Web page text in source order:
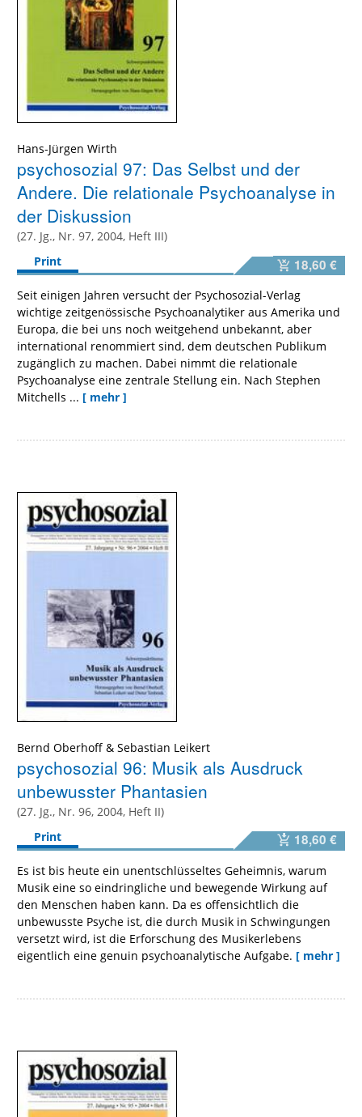
Hans-Jürgen Wirth
psychosozial 97: Das Selbst und der
Andere. Die relationale Psychoanalyse in
der Diskussion
(27. Jg., Nr. 97, 2004, Heft III)
Print
18,60 €
Seit einigen Jahren versucht der Psychosozial-Verlag
wichtige zeitgenössische Psychoanalytiker aus Amerika und
Europa, die bei uns noch weitgehend unbekannt, aber
international renommiert sind, dem deutschen Publikum
zugänglich zu machen. Dabei nimmt die relationale
Psychoanalyse eine zentrale Stellung ein. Nach Stephen
Mitchells ... [ mehr ]
Bernd Oberhoff & Sebastian Leikert
psychosozial 96: Musik als Ausdruck
unbewusster Phantasien
(27. Jg., Nr. 96, 2004, Heft II)
Print
18,60 €
Es ist bis heute ein unentschlüsseltes Geheimnis, warum
Musik eine so eindringliche und bewegende Wirkung auf
den Menschen haben kann. Da es offensichtlich die
unbewusste Psyche ist, die durch Musik in Schwingungen
versetzt wird, ist die Erforschung des Musikerlebens
eigentlich eine genuin psychoanalytische Aufgabe. [ mehr ]